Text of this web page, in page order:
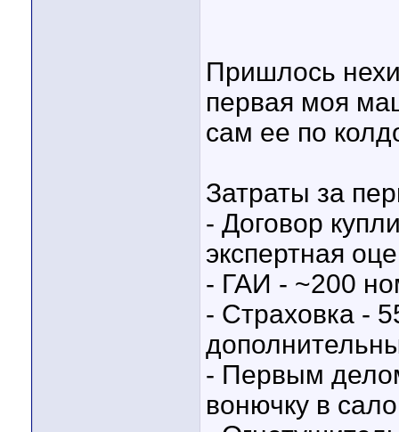
Пришлось
первая моя
сам ее по
Затраты за
- Договор
экспертная
- ГАИ - ~200
- Страховка -
- Первым
вонючку в